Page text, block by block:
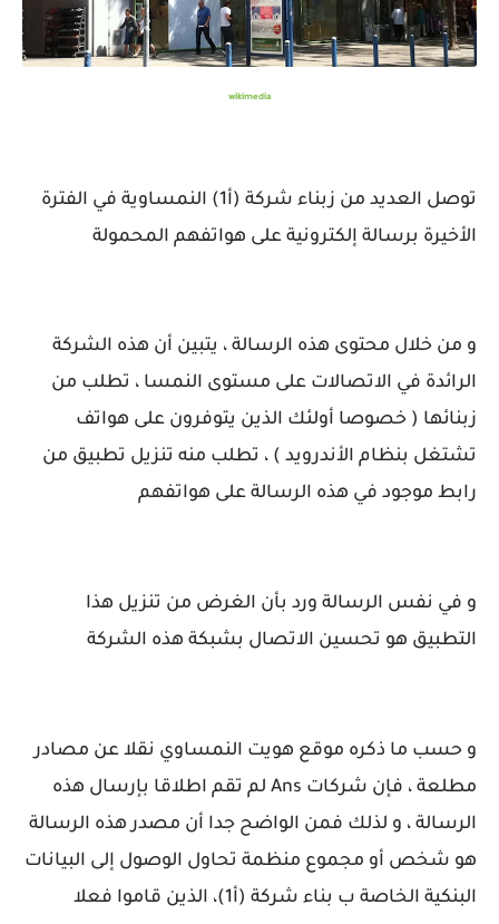
wikimedia
توصل العديد من زبناء شركة (أ1) النمساوية في الفترة
الأخيرة برسالة إلكترونية على هواتفهم المحمولة
و من خلال محتوى هذه الرسالة ، يتبين أن هذه الشركة
الرائدة في الاتصالات على مستوى النمسا ، تطلب من
زبنائها ( خصوصا أولئك الذين يتوفرون على هواتف
تشتغل بنظام الأندرويد ) ، تطلب منه تنزيل تطبيق من
رابط موجود في هذه الرسالة على هواتفهم
و في نفس الرسالة ورد بأن الغرض من تنزيل هذا
التطبيق هو تحسين الاتصال بشبكة هذه الشركة
و حسب ما ذكره موقع هويت النمساوي نقلا عن مصادر
مطلعة ، فإن شركات Ans لم تقم اطلاقا بإرسال هذه
الرسالة ، و لذلك فمن الواضح جدا أن مصدر هذه الرسالة
هو شخص أو مجموع منظمة تحاول الوصول إلى البيانات
البنكية الخاصة ب بناء شركة (أ1)، الذين قاموا فعلا